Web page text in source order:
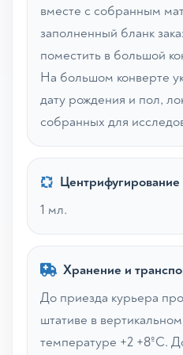
вместе с собранным
заполненный бланк
поместить в большой
На большом конверте
дату рождения и пол,
собранных для
Центрифугирование
1 мл.
Хранение и
До приезда курьера
штативе в
температуре +2 +8ºС.